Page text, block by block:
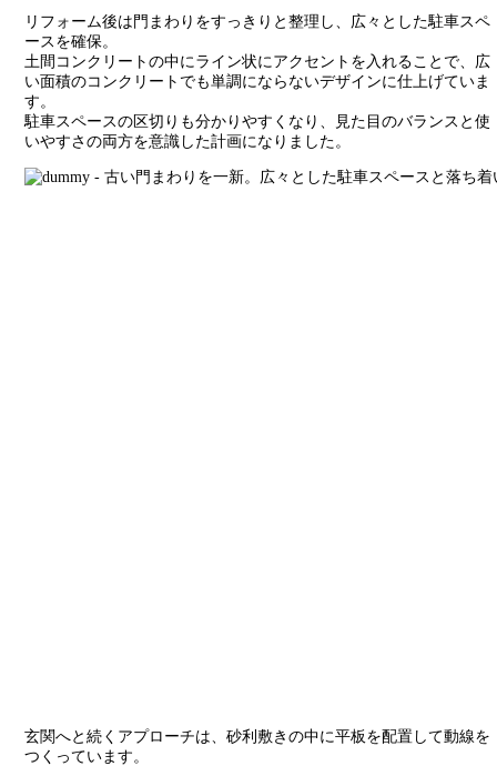
リフォーム後は門まわりをすっきりと整理し、広々とした駐車スペ
ースを確保。
土間コンクリートの中にライン状にアクセントを入れることで、広
い面積のコンクリートでも単調にならないデザインに仕上げていま
す。
駐車スペースの区切りも分かりやすくなり、見た目のバランスと使
いやすさの両方を意識した計画になりました。
玄関へと続くアプローチは、砂利敷きの中に平板を配置して動線を
つくっています。